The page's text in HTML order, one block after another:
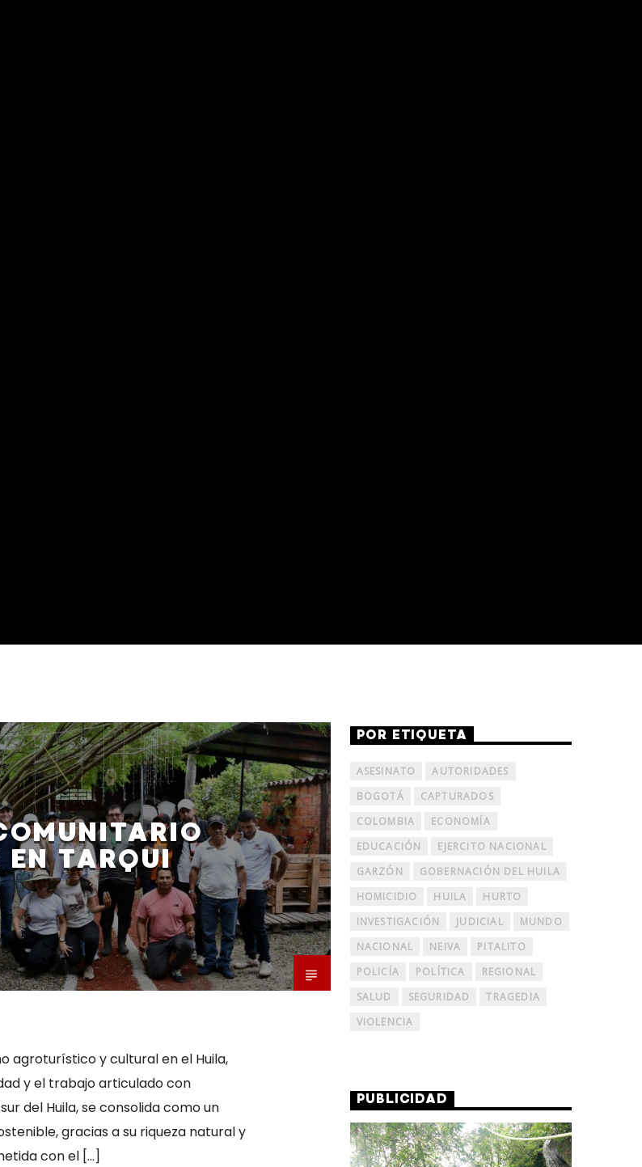
EN TARQUI
agroturístico y cultural en el Huila,
y el trabajo articulado con
del Huila, se consolida como un
gracias a su riqueza natural y
con el […]
POR ETIQUETA
ASESINATO
AUTORIDADES
BOGOTÁ
CAPTURADOS
COLOMBIA
ECONOMÍA
EDUCACIÓN
EJERCITO NACIONAL
GARZÓN
GOBERNACIÓN DEL HUILA
HOMICIDIO
HUILA
HURTO
INVESTIGACIÓN
JUDICIAL
MUNDO
NACIONAL
NEIVA
PITALITO
POLICÍA
POLÍTICA
REGIONAL
SALUD
SEGURIDAD
TRAGEDIA
VIOLENCIA
PUBLICIDAD